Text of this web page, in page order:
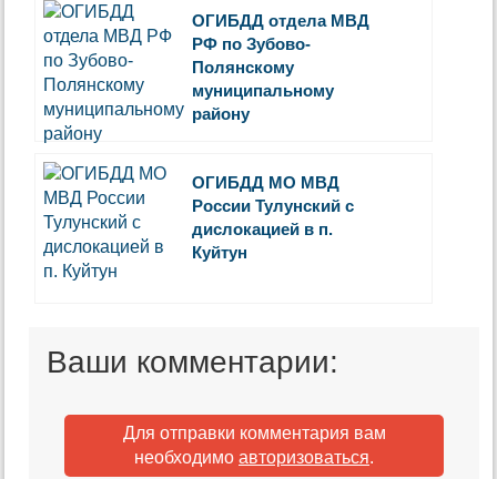
ОГИБДД отдела МВД
РФ по Зубово-
Полянскому
муниципальному
району
ОГИБДД МО МВД
России Тулунский с
дислокацией в п.
Куйтун
Ваши комментарии:
Для отправки комментария вам
необходимо авторизоваться.